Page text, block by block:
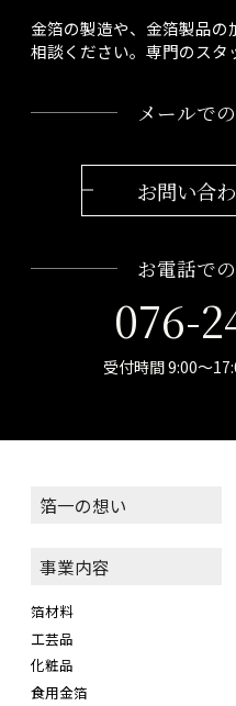
金箔の製造や、金箔製品
相談ください。専門のスタ
メールで
お問い合
お電話で
076-
受付時間 9:00～
箔一の想い
事業内容
箔材料
工芸品
化粧品
食用金箔